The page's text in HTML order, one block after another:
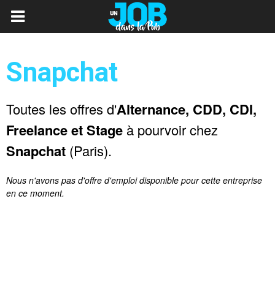
Snapchat
Toutes les offres d'Alternance, CDD, CDI,
Freelance et Stage à pourvoir chez
Snapchat (Paris).
Nous n'avons pas d'offre d'emploi disponible pour cette entreprise
en ce moment.